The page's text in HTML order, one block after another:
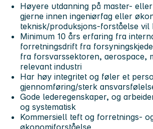
Høyere utdanning på master-
gjerne innen ingeniørfag eller
teknisk/produksjons-forståelse vil
Minimum 10 års erfaring fra
forretningsdrift fra
fra forsvarssektoren, aerospace,
relevant industri
Har høy integritet og føler et
gjennomføring/sterk
Gode lederegenskaper, og
og systematisk
Kommersiell teft og forretnings-
økonomiforståelse